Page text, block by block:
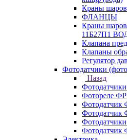
Краны
ФЛАНЦЫ
Краны
11Б27П1
Клапана
Клапаны
Регулятор
Фотодатчики
Назад
Фотореле ФР
Фотодатчик
Фотодатчик